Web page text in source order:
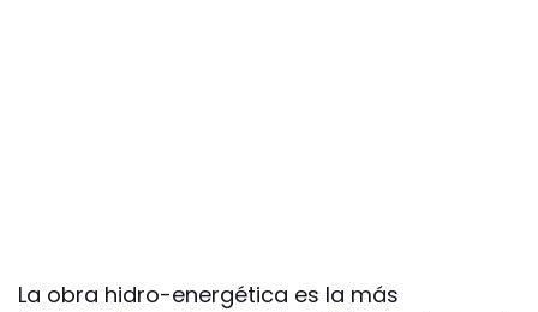
La obra hidro-energética es la más